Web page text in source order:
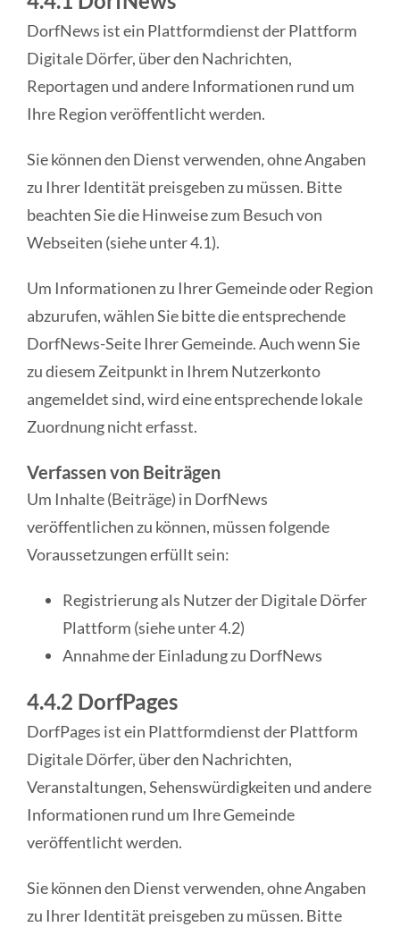
DorfNews ist ein Plattformdienst der Plattform
Digitale Dörfer, über den Nachrichten,
Reportagen und andere Informationen rund um
Ihre Region veröffentlicht werden.
Sie können den Dienst verwenden, ohne Angaben
zu Ihrer Identität preisgeben zu müssen. Bitte
beachten Sie die Hinweise zum Besuch von
Webseiten (siehe unter 4.1).
Um Informationen zu Ihrer Gemeinde oder Region
abzurufen, wählen Sie bitte die entsprechende
DorfNews-Seite Ihrer Gemeinde. Auch wenn Sie
zu diesem Zeitpunkt in Ihrem Nutzerkonto
angemeldet sind, wird eine entsprechende lokale
Zuordnung nicht erfasst.
Verfassen von Beiträgen
Um Inhalte (Beiträge) in DorfNews
veröffentlichen zu können, müssen folgende
Voraussetzungen erfüllt sein:
Registrierung als Nutzer der Digitale Dörfer
Plattform (siehe unter 4.2)
Annahme der Einladung zu DorfNews
4.4.2 DorfPages
DorfPages ist ein Plattformdienst der Plattform
Digitale Dörfer, über den Nachrichten,
Veranstaltungen, Sehenswürdigkeiten und andere
Informationen rund um Ihre Gemeinde
veröffentlicht werden.
Sie können den Dienst verwenden, ohne Angaben
zu Ihrer Identität preisgeben zu müssen. Bitte